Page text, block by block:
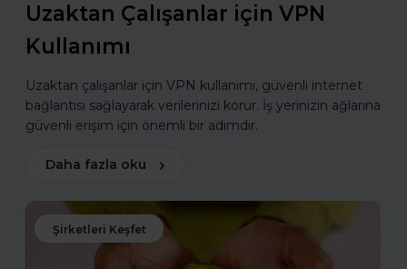
Uzaktan Çalışanlar için VPN
Kullanımı
Uzaktan çalışanlar için VPN kullanımı, güvenli internet
bağlantısı sağlayarak verilerinizi korur. İş yerinizin ağlarına
güvenli erişim için önemli bir adımdır.
Daha fazla oku
Şirketleri Keşfet